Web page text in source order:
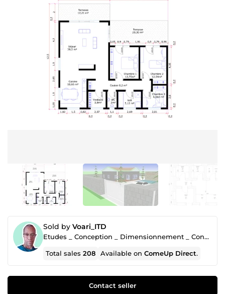
Sold by Voari_ITD
Etudes _ Conception _ Dimensionnement _ Conseil _ Accompagnement & Suivi
Total sales208 Available onComeUp Direct.
Contact seller